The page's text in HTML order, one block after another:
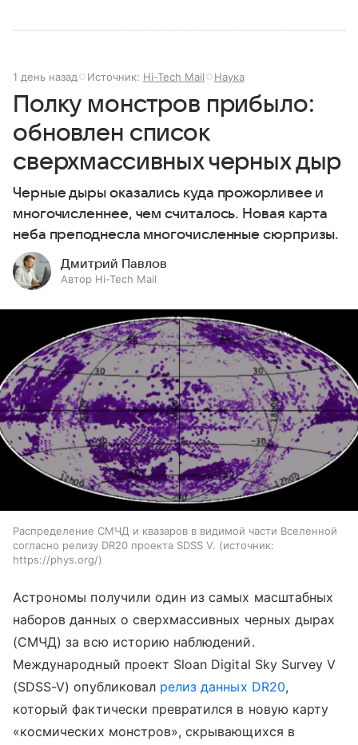
1 день назад Источник: Hi-Tech Mail Наука
Полку монстров прибыло:
обновлен список
сверхмассивных черных дыр
Черные дыры оказались куда прожорливее и
многочисленнее, чем считалось. Новая карта
неба преподнесла многочисленные сюрпризы.
Дмитрий Павлов
Автор Hi-Tech Mail
Распределение СМЧД и квазаров в видимой части Вселенной
согласно релизу DR20 проекта SDSS V.
источник:
https://phys.org/
Астрономы получили один из самых масштабных
наборов данных о сверхмассивных черных дырах
(СМЧД) за всю историю наблюдений.
Международный проект Sloan Digital Sky Survey V
(SDSS-V) опубликовал релиз данных DR20,
который фактически превратился в новую карту
«космических монстров», скрывающихся в